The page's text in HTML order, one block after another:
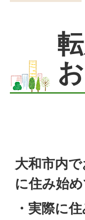
大和市内
に住み始
・実際に